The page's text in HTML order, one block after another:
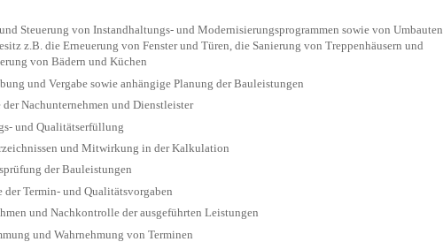
Steuerung von Instandhaltungs- und Modernisierungsprogrammen sowie von Umbauten
z.B. die Erneuerung von Fenster und Türen, die Sanierung von Treppenhäusern und
von Bädern und Küchen
und Vergabe sowie anhängige Planung der Bauleistungen
Nachunternehmen und Dienstleister
und Qualitätserfüllung
und Mitwirkung in der Kalkulation
der Bauleistungen
Termin- und Qualitätsvorgaben
und Nachkontrolle der ausgeführten Leistungen
und Wahrnehmung von Terminen